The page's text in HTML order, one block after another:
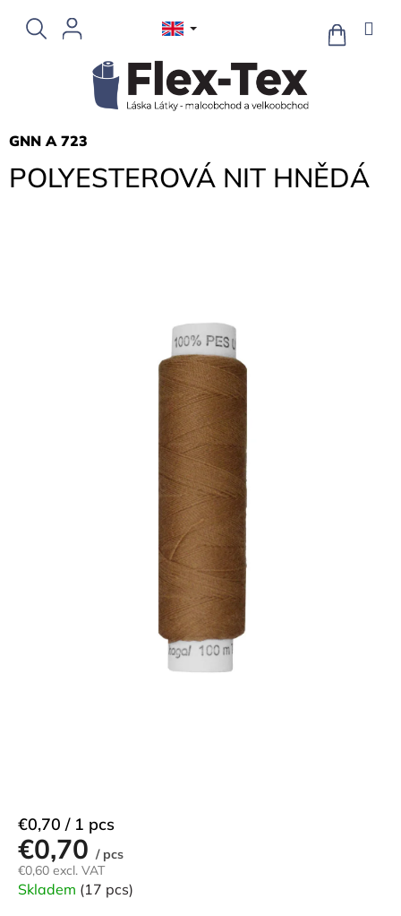
content
CART
POLYESTEROVÁ NIT HNĚDÁ
GNN A 723
€0,70 / pcs
€0,60 excl. VAT
Measure
price:
€0,70 / 1 pcs
Skladem (17 pcs)